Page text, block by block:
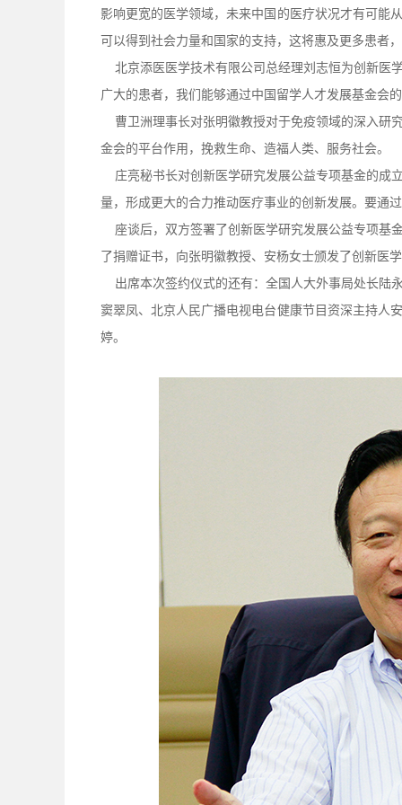
影响更宽的医学领域，未来中国的医疗状况才有可能
可以得到社会力量和国家的支持，这将惠及更多患者
北京添医医学技术有限公司总经理刘志恒为创新医
广大的患者，我们能够通过中国留学人才发展基金会
曹卫洲理事长对张明徽教授对于免疫领域的深入研
金会的平台作用，挽救生命、造福人类、服务社会。
庄亮秘书长对创新医学研究发展公益专项基金的成
量，形成更大的合力推动医疗事业的创新发展。要通
座谈后，双方签署了创新医学研究发展公益专项基
了捐赠证书，向张明徽教授、安杨女士颁发了创新医
出席本次签约仪式的还有：全国人大外事局处长陆
窦翠凤、北京人民广播电视电台健康节目资深主持人
婷。